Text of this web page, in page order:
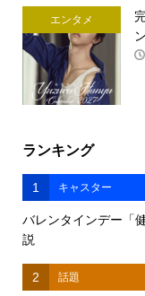
エンタメ
ランキング
1 キャスター
バレンタインデー「
説
2 話題